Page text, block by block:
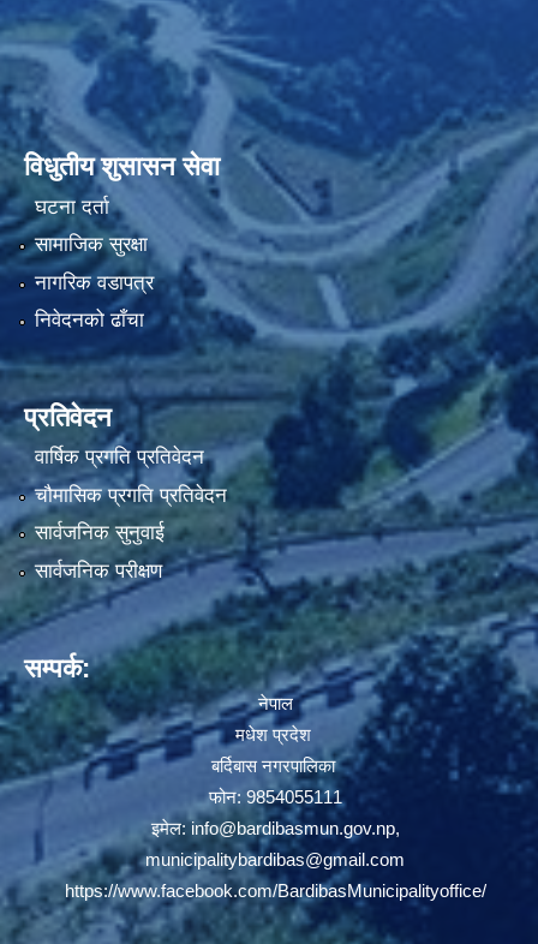
विधुतीय शुसासन सेवा
घटना दर्ता
सामाजिक सुरक्षा
नागरिक वडापत्र
निवेदनको ढाँचा
प्रतिवेदन
वार्षिक प्रगति प्रतिवेदन
चौमासिक प्रगति प्रतिवेदन
सार्वजनिक सुनुवाई
सार्वजनिक परीक्षण
सम्पर्क:
नेपाल
मधेश प्रदेश
बर्दिबास नगरपालिका
फोन: 9854055111
इमेल:info@bardibasmun.gov.np,
municipalitybardibas@gmail.com
https://www.facebook.com/BardibasMunicipalityoffice/